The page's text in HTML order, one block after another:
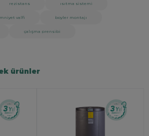
rezistans ısıtma sistemi
valfi boyler montajı
çalışma prensibi
ürünler